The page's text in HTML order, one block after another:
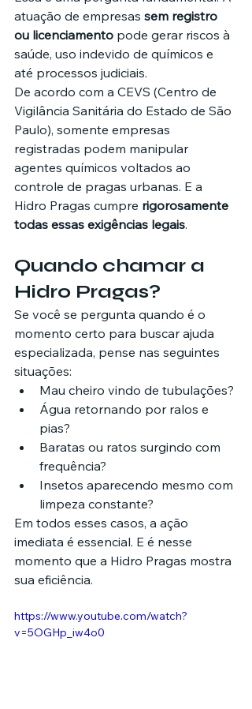
atuação de empresas sem registro
ou licenciamento pode gerar riscos à
saúde, uso indevido de químicos e
até processos judiciais.
De acordo com a CEVS (Centro de
Vigilância Sanitária do Estado de São
Paulo), somente empresas
registradas podem manipular
agentes químicos voltados ao
controle de pragas urbanas. E a
Hidro Pragas cumpre rigorosamente
todas essas exigências legais.
Quando chamar a
Hidro Pragas?
Se você se pergunta quando é o
momento certo para buscar ajuda
especializada, pense nas seguintes
situações:
Mau cheiro vindo de tubulações?
Água retornando por ralos e
pias?
Baratas ou ratos surgindo com
frequência?
Insetos aparecendo mesmo com
limpeza constante?
Em todos esses casos, a ação
imediata é essencial. E é nesse
momento que a Hidro Pragas mostra
sua eficiência.
https://www.youtube.com/watch?
v=5OGHp_iw4o0